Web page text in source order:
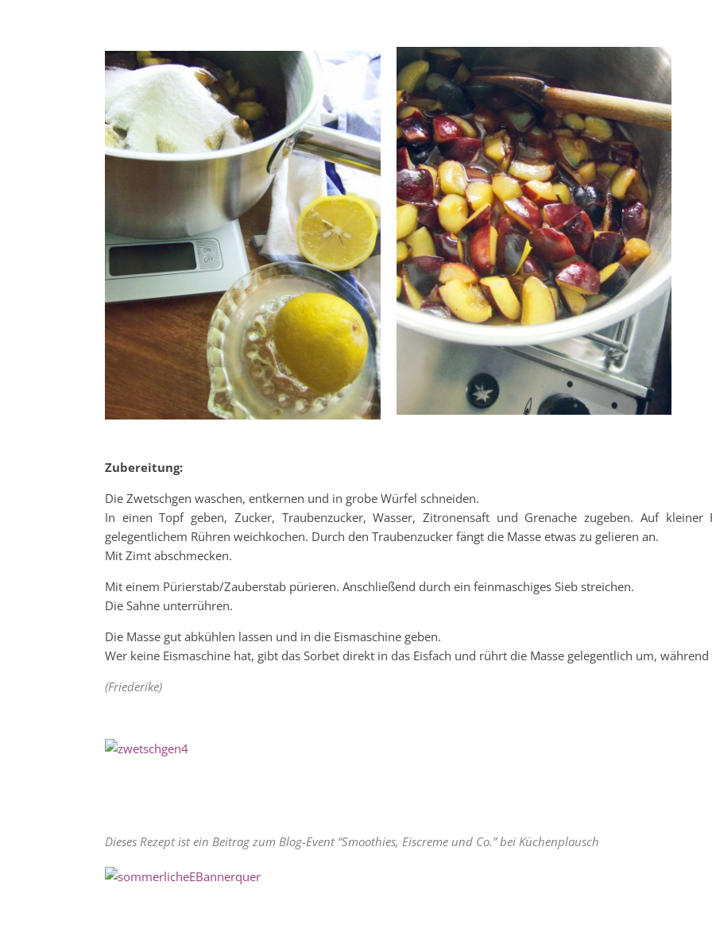
Zubereitung:
Die Zwetschgen waschen, entkernen und in grobe Würfel schneiden.
In einen Topf geben, Zucker, Traubenzucker, Wasser, Zitronensaft und Grenache zugeben. Auf kleiner
gelegentlichem Rühren weichkochen. Durch den Traubenzucker fängt die Masse etwas zu gelieren an.
Mit Zimt abschmecken.
Mit einem Pürierstab/Zauberstab pürieren. Anschließend durch ein feinmaschiges Sieb streichen.
Die Sahne unterrühren.
Die Masse gut abkühlen lassen und in die Eismaschine geben.
Wer keine Eismaschine hat, gibt das Sorbet direkt in das Eisfach und rührt die Masse gelegentlich um,
(Friederike)
Dieses Rezept ist ein Beitrag zum Blog-Event “Smoothies, Eiscreme und Co.” bei Küchenplausch